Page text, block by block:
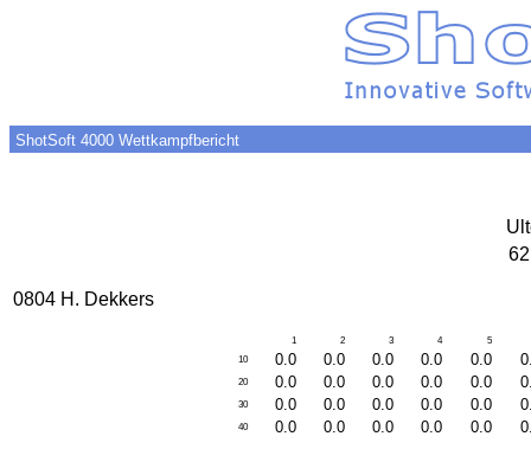
ShotSoft 4000 Wettkampfbericht
0804 H. Dekkers
1 2 3 4
5
10
0.0 0.0 0.0 0.0 0.0
20 0.0 0.0 0.0 0.0 0.0
30 0.0 0.0 0.0 0.0 0.0
40 0.0 0.0 0.0 0.0 0.0